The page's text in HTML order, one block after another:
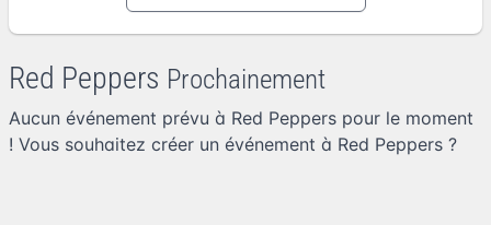
Red Peppers Prochainement
Aucun événement prévu à Red Peppers pour le moment
! Vous souhaitez créer un événement à Red Peppers ?